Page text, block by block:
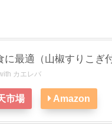
に最適（山椒すりこぎ付
カエレバ
市場 Amazon